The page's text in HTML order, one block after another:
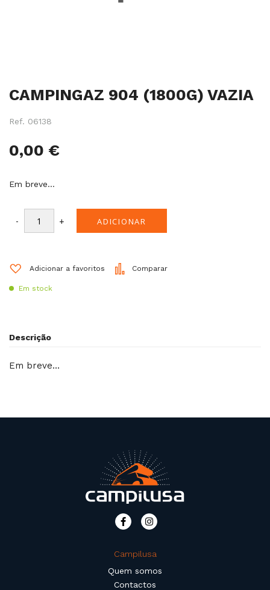
CAMPINGAZ 904 (1800G) VAZIA
Ref. 06138
0,00 €
Em breve…
- + ADICIONAR
Adicionar a favoritos Comparar
Em stock
para
início
de
Descrição
Em breve…
Campilusa
Quem somos
Contactos